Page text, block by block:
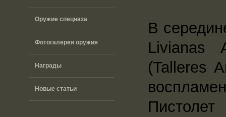
Оружие спецназа
Фотогалерея оружия
Награды
Новые статьи
В
Livianas
(Talleres